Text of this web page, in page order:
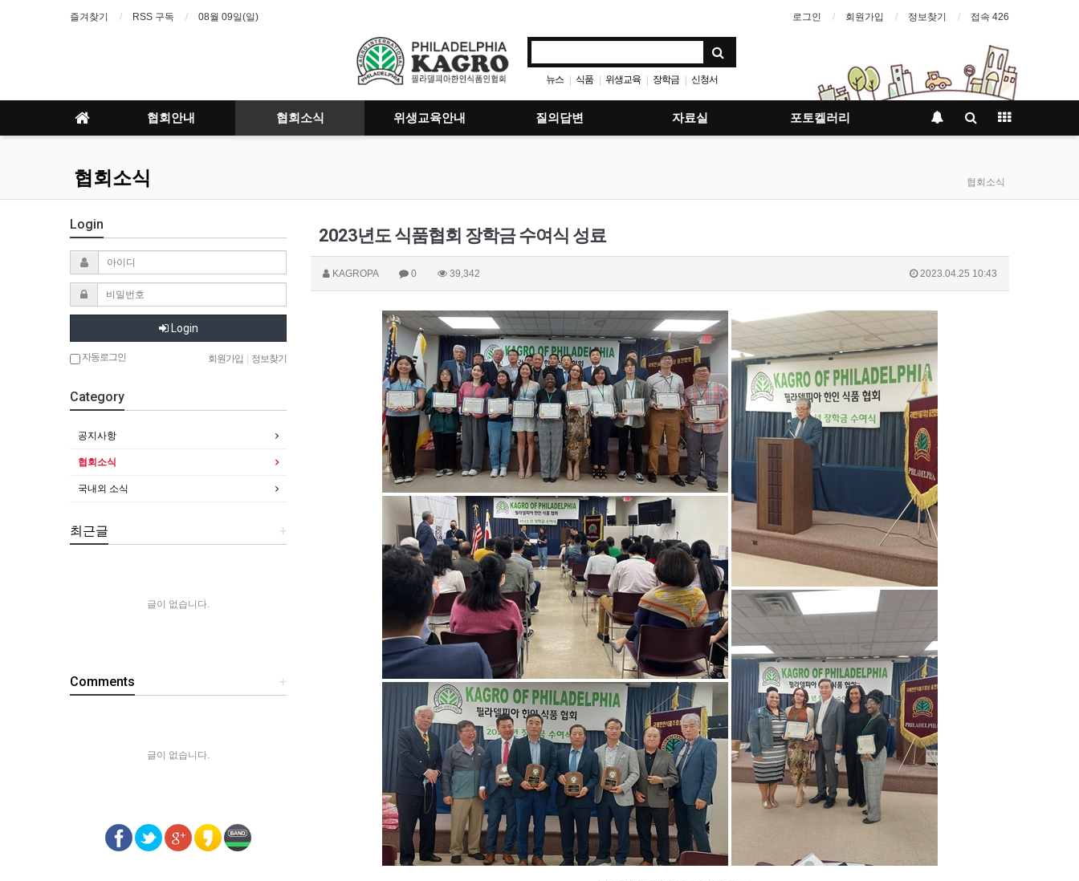
즐겨찾기 RSS 구독 08월 09일(일) 로그인 회원가입 정보찾기 접속 426
뉴스 | 식품 | 위생교육 | 장학금 | 신청서
협회안내 협회소식 위생교육안내 질의답변 자료실 포토켈러리
협회소식 협회소식
2023년도 식품협회 장학금 수여식 성료
KAGROPA 0 39,342 2023.04.25 10:43
Login
Login
자동로그인 회원가입 정보찾기
Category
공지사항
협회소식
국내외 소식
+
최근글
글이 없습니다.
+
Comments
글이 없습니다.